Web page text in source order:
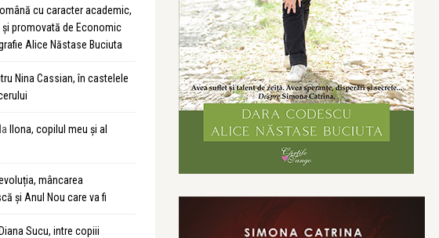
cu caracter academic,
promovată de Economic
Alice Năstase Buciuta
Nina Cassian, în castelele
la
Ilona, copilul meu și al
mâncarea
și Anul Nou care va fi
Diana Sucu, intre copiii